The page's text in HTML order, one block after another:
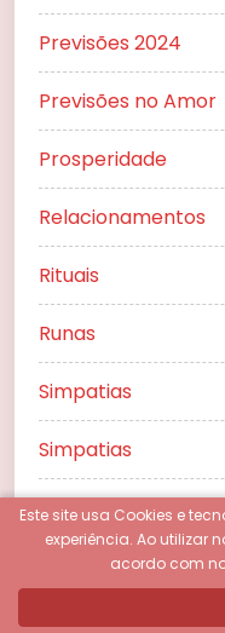
Previsões 2024
Previsões no Amor
Prosperidade
Relacionamentos
Rituais
Runas
Simpatias
Simpatias
Sonhos
Tarô de Marselha
Tarot
Este site usa Cookies e
experiência. Ao utilizar
acordo com